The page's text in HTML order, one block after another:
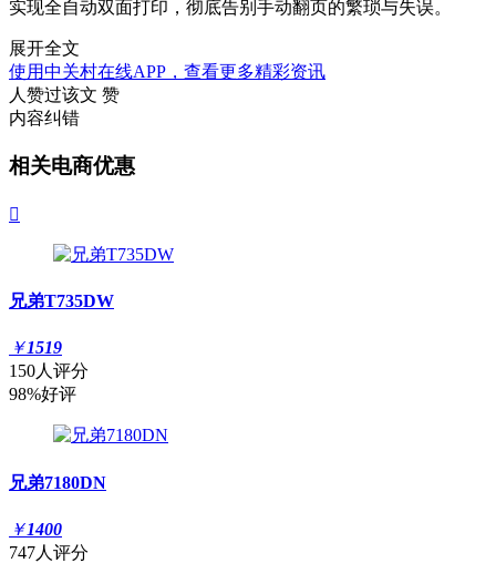
实现全自动双面打印，彻底告别手动翻页的繁琐与失误。
展开全文
使用中关村在线APP，查看更多精彩资讯
人赞过该文 赞
内容纠错
相关电商优惠

兄弟T735DW
￥1519
150人评分
98%好评
兄弟7180DN
￥1400
747人评分